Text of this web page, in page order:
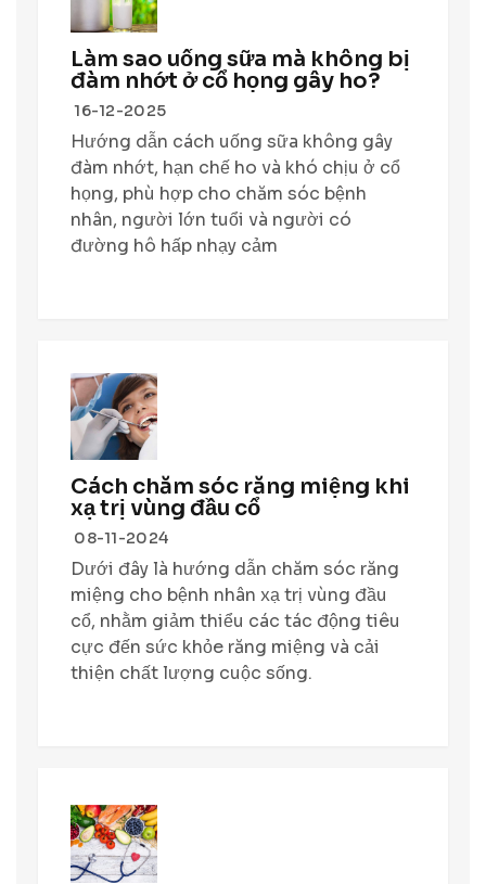
Làm sao uống sữa mà không bị
đàm nhớt ở cổ họng gây ho?
16-12-2025
Hướng dẫn cách uống sữa không gây
đàm nhớt, hạn chế ho và khó chịu ở cổ
họng, phù hợp cho chăm sóc bệnh
nhân, người lớn tuổi và người có
đường hô hấp nhạy cảm
Cách chăm sóc răng miệng khi
xạ trị vùng đầu cổ
08-11-2024
Dưới đây là hướng dẫn chăm sóc răng
miệng cho bệnh nhân xạ trị vùng đầu
cổ, nhằm giảm thiểu các tác động tiêu
cực đến sức khỏe răng miệng và cải
thiện chất lượng cuộc sống.